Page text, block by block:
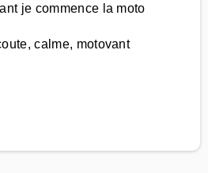
je commence la moto
calme, motovant